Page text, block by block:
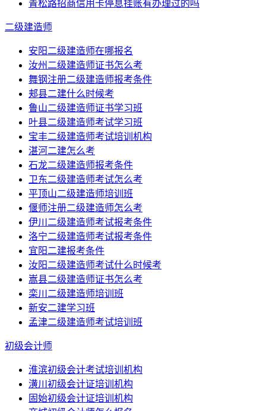
青松路招商信用卡停息挂账有办理过的吗
二级建造师
安阳二级建造师在哪报名
汝州二级建造师证书怎么考
舞钢注册二级建造师报考条件
郏县二建什么时候考
鲁山二级建造师证书学习班
叶县二级建造师考试学习班
宝丰二级建造师考试培训机构
湛河二建怎么考
石龙二级建造师报考条件
卫东二级建造师考试怎么考
平顶山二级建造师培训班
偃师注册二级建造师怎么考
伊川二级建造师考试报考条件
洛宁二级建造师考试报考条件
宜阳二建报考条件
汝阳二级建造师考试什么时候考
嵩县二级建造师证书怎么考
栾川二级建造师培训班
新安二建学习班
孟津二级建造师考试培训班
初级会计师
淮滨初级会计考试培训机构
潢川初级会计证培训机构
固始初级会计证培训机构